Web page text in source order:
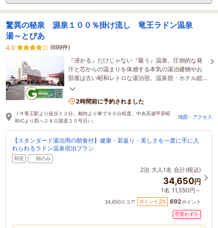
驚異の秘泉 源泉１００％掛け流し 竜王ラドン温泉
湯～とぴあ
4.0
(699件)
『浸かる』だけじゃない『吸う』温泉。圧倒的な発
汗と芯からの温まりを体感する本気の湯治建物やお
部屋は古い昭和レトロな湯治宿。温泉宿・ホテル総
選挙2025「湯治ウエルネス部門」全国2位を受賞
2時間前に予約されました
ＪＲ竜王駅より徒歩１２分。都内より車で９０分程度。中央高速甲府昭
和ICより西へ２キロ国道２０号沿い。
地図・アクセス
【スタンダード湯治用の朝食付】健康・若返り・美しさを一度に手に入
れられるラドン温泉宿泊プラン
和室 朝のみ
2泊 大人1名 合計(税込)
34,650円
1名 11,550円～
34,650スコア ポイント 2% 692ポイント
空室わずか